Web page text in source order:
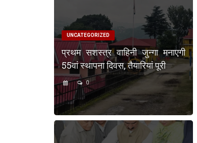
UNCATEGORIZED
प्रथम सशस्त्र वाहिनी जुन्गा मनाएगी
55वां स्थापना दिवस, तैयारियां पूरी
0